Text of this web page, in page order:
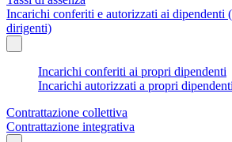
Incarichi conferiti e autorizzati ai dipendenti
dirigenti)
Incarichi conferiti ai propri dipendenti
Incarichi autorizzati a propri dipendenti
Contrattazione collettiva
Contrattazione integrativa